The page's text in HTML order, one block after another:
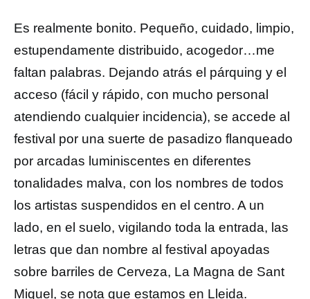
Es realmente bonito. Pequeño, cuidado, limpio,
estupendamente distribuido, acogedor…me
faltan palabras. Dejando atrás el párquing y el
acceso (fácil y rápido, con mucho personal
atendiendo cualquier incidencia), se accede al
festival por una suerte de pasadizo flanqueado
por arcadas luminiscentes en diferentes
tonalidades malva, con los nombres de todos
los artistas suspendidos en el centro. A un
lado, en el suelo, vigilando toda la entrada, las
letras que dan nombre al festival apoyadas
sobre barriles de Cerveza, La Magna de Sant
Miquel, se nota que estamos en Lleida.